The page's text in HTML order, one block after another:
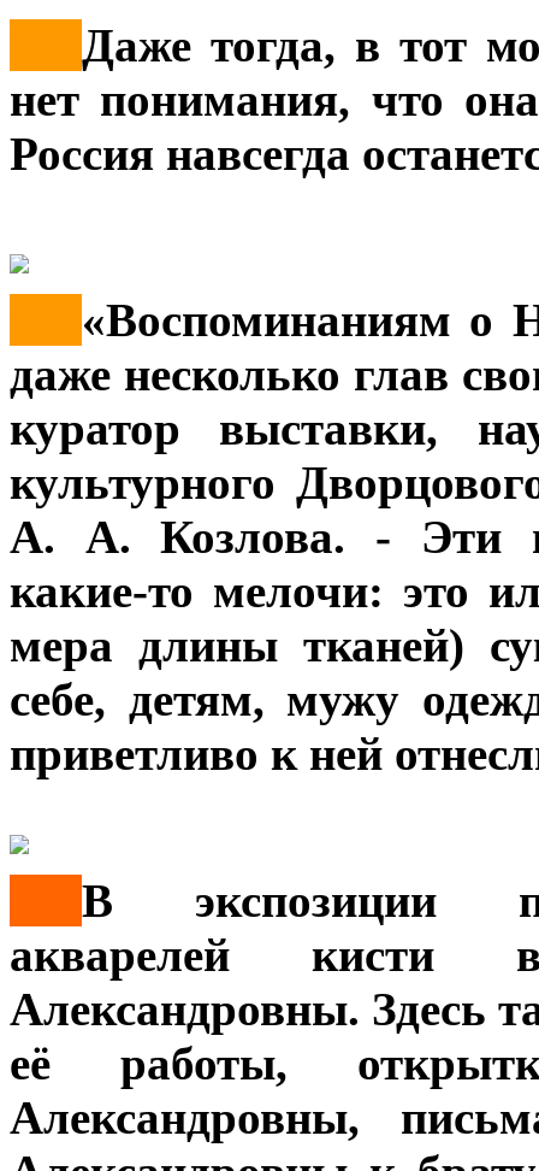
Даже тогда, в тот
нет понимания, что
Россия навсегда
«Воспоминаниям о
даже несколько глав
куратор выставки,
культурного
А. А. Козлова. - Эти
какие-то мелочи: это
мера длины тканей)
себе, детям, мужу
приветливо к ней
В экспозиции
акварелей кисти
Александровны. Здесь
её работы,
Александровны,